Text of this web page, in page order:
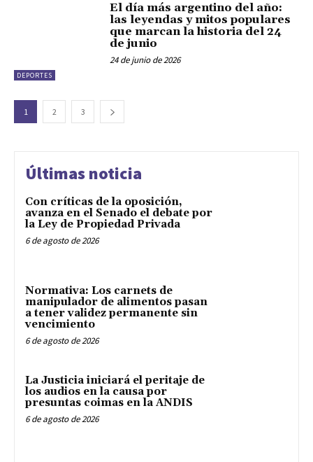
DEPORTES
El día más argentino del año:
las leyendas y mitos populares
que marcan la historia del 24
de junio
24 de junio de 2026
1 2 3
Últimas noticia
Con críticas de la oposición,
avanza en el Senado el debate por
la Ley de Propiedad Privada
6 de agosto de 2026
Normativa: Los carnets de
manipulador de alimentos pasan
a tener validez permanente sin
vencimiento
6 de agosto de 2026
La Justicia iniciará el peritaje de
los audios en la causa por
presuntas coimas en la ANDIS
6 de agosto de 2026